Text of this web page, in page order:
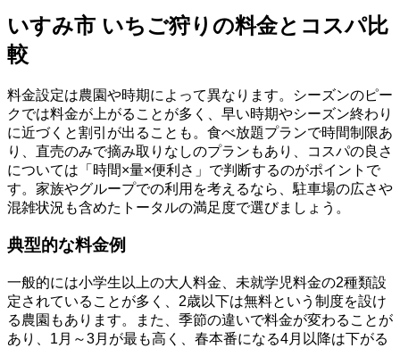
いすみ市 いちご狩りの料金とコスパ比
較
料金設定は農園や時期によって異なります。シーズンのピー
クでは料金が上がることが多く、早い時期やシーズン終わり
に近づくと割引が出ることも。食べ放題プランで時間制限あ
り、直売のみで摘み取りなしのプランもあり、コスパの良さ
については「時間×量×便利さ」で判断するのがポイントで
す。家族やグループでの利用を考えるなら、駐車場の広さや
混雑状況も含めたトータルの満足度で選びましょう。
典型的な料金例
一般的には小学生以上の大人料金、未就学児料金の2種類設
定されていることが多く、2歳以下は無料という制度を設け
る農園もあります。また、季節の違いで料金が変わることが
あり、1月～3月が最も高く、春本番になる4月以降は下がる